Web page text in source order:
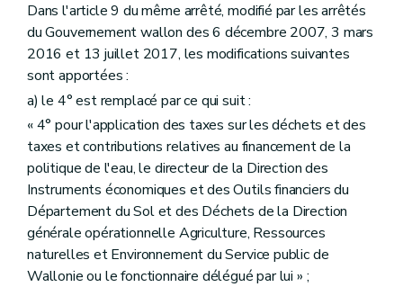
Dans l'article 9 du même arrêté, modifié par les arrêtés
du Gouvernement wallon des 6 décembre 2007, 3 mars
2016 et 13 juillet 2017, les modifications suivantes
sont apportées :
a) le 4° est remplacé par ce qui suit :
« 4° pour l'application des taxes sur les déchets et des
taxes et contributions relatives au financement de la
politique de l'eau, le directeur de la Direction des
Instruments économiques et des Outils financiers du
Département du Sol et des Déchets de la Direction
générale opérationnelle Agriculture, Ressources
naturelles et Environnement du Service public de
Wallonie ou le fonctionnaire délégué par lui » ;